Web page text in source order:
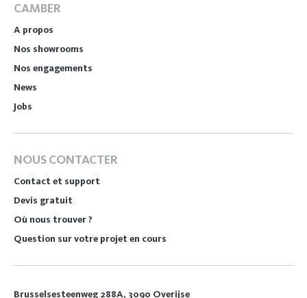
CAMBER
A propos
Nos showrooms
Nos engagements
News
Jobs
NOUS CONTACTER
Contact et support
Devis gratuit
Où nous trouver ?
Question sur votre projet en cours
Brusselsesteenweg 288A, 3090 Overijse